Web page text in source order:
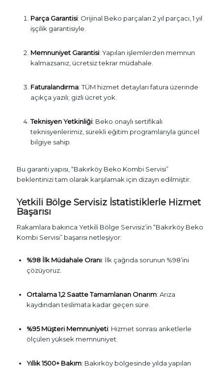
Parça Garantisi: Orijinal Beko parçaları 2 yıl parçacı, 1 yıl
işçilik garantisiyle.
Memnuniyet Garantisi: Yapılan işlemlerden memnun
kalmazsanız, ücretsiz tekrar müdahale.
Faturalandırma: TÜM hizmet detayları fatura üzerinde
açıkça yazılı; gizli ücret yok.
Teknisyen Yetkinliği: Beko onaylı sertifikalı
teknisyenlerimiz, sürekli eğitim programlarıyla güncel
bilgiye sahip.
Bu garanti yapısı, “Bakırköy Beko Kombi Servisi”
beklentinizi tam olarak karşılamak için dizayn edilmiştir.
Yetkili Bölge Servisiz İstatistiklerle Hizmet
Başarısı
Rakamlara bakınca Yetkili Bölge Servisiz’in “Bakırköy Beko
Kombi Servisi” başarısı netleşiyor:
%98 İlk Müdahale Oranı: İlk çağrıda sorunun %98’ini
çözüyoruz.
Ortalama 1,2 Saatte Tamamlanan Onarım: Arıza
kaydından teslimata kadar geçen süre.
%95 Müşteri Memnuniyeti: Hizmet sonrası anketlerle
ölçülen yüksek memnuniyet.
Yıllık 1500+ Bakım: Bakırköy bölgesinde yılda yapılan